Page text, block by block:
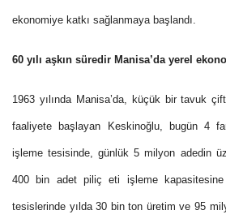
ekonomiye katkı sağlanmaya başlandı.
60 yılı aşkın süredir Manisa’da yerel
1963 yılında Manisa’da, küçük bir tavuk
faaliyete başlayan Keskinoğlu, bugün 4
işleme tesisinde, günlük 5 milyon adedin
400 bin adet piliç eti işleme
tesislerinde yılda 30 bin ton üretim ve 95